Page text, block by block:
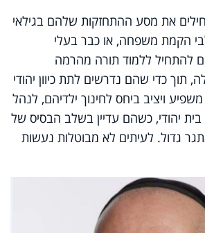
את מסע ההתחזקות שלהם בגילאי
בשלבי הקמת משפחה, או כבר בעלי
להתחיל ללמוד תורה מהרמה
תוך כדי שהם נדרשים לתת כיוון יהודי
ויציב ביחס לחינוך ילדיהם, לנהל
בית יהודי, כשהם עדיין בשלב הבסיס של
גדול. לעיתים לא מבוטלות נעשות